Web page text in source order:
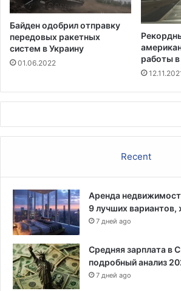
а
а
н
С
е
и
Байден одобрил отправку
передовых ракетных
систем в Украину
01.06.2022
работы
Recent
Аренда
9 лучших вариантов,
7 дней ago
Средняя зарплата в
подробный анализ
7 дней ago